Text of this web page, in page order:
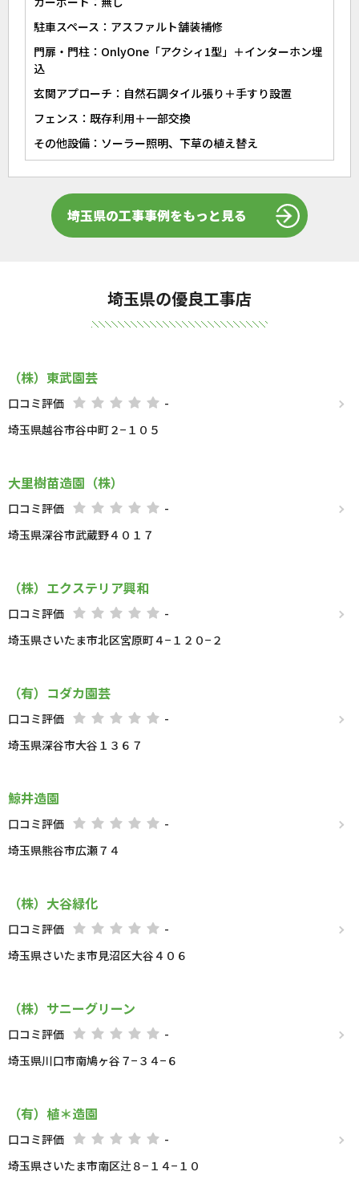
駐車スペース：アスファルト舗装補修
門扉・門柱：OnlyOne「アクシィ1型」＋インターホン埋
込
玄関アプローチ：自然石調タイル張り＋手すり設置
フェンス：既存利用＋一部交換
その他設備：ソーラー照明、下草の植え替え
埼玉県の工事事例をもっと見る
埼玉県の優良工事店
（株）東武園芸
口コミ評価
-
埼玉県越谷市谷中町２−１０５
大里樹苗造園（株）
口コミ評価
-
埼玉県深谷市武蔵野４０１７
（株）エクステリア興和
口コミ評価
-
埼玉県さいたま市北区宮原町４−１２０−２
（有）コダカ園芸
口コミ評価
-
埼玉県深谷市大谷１３６７
鯨井造園
口コミ評価
-
埼玉県熊谷市広瀬７４
（株）大谷緑化
口コミ評価
-
埼玉県さいたま市見沼区大谷４０６
（株）サニーグリーン
口コミ評価
-
埼玉県川口市南鳩ヶ谷７−３４−６
（有）植＊造園
口コミ評価
-
埼玉県さいたま市南区辻８−１４−１０